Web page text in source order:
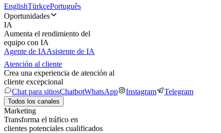
EnglishTürkçePortuguês
Oportunidades
IA
Aumenta el rendimiento del
equipo con IA
Agente de IAAsistente de IA
Atención al cliente
Crea una experiencia de atención al
cliente excepcional
Chat para sitiosChatbotWhatsApp Instagram Telegram
Todos los canales
Marketing
Transforma el tráfico en
clientes potenciales cualificados